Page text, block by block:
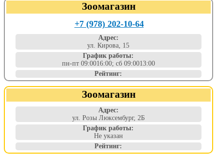
Зоомагазин
+7 (978) 202-10-64
Адрес:
ул. Кирова, 15
График работы:
пн-пт 09:0016:00; сб 09:0013:00
Рейтинг:
Зоомагазин
Адрес:
ул. Розы Люксембург, 2Б
График работы:
Не указан
Рейтинг: